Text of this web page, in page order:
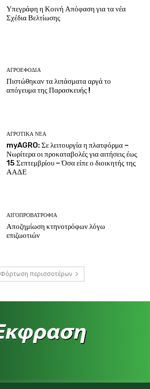
Υπεγράφη η Κοινή Απόφαση για τα νέα
Σχέδια Βελτίωσης
ΑΓΡΟΕΦΌΔΙΑ
Πιστώθηκαν τα λιπάσματα αργά το
απόγευμα της Παρασκευής !
ΑΓΡΟΤΙΚΆ ΝΈΑ
myAGRO: Σε λειτουργία η πλατφόρμα –
Νωρίτερα οι προκαταβολές για αιτήσεις έως
15 Σεπτεμβρίου – Όσα είπε ο διοικητής της
ΑΑΔΕ
ΑΙΓΟΠΡΟΒΑΤΡΟΦΊΑ
Αποζημίωση κτηνοτρόφων λόγω
επιζωοτιών
Φόρτωση περισσοτέρων